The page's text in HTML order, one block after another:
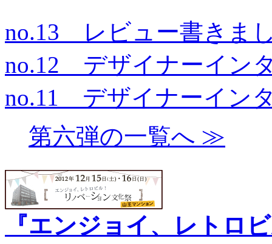
no.13 レビュー書きま
no.12 デザイナーイン
no.11 デザイナーイン
第六弾の一覧へ ≫
『エンジョイ、レトロ